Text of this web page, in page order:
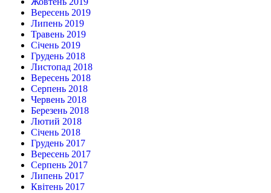
Вересень 2019
Липень 2019
Травень 2019
Січень 2019
Грудень 2018
Листопад 2018
Вересень 2018
Серпень 2018
Червень 2018
Березень 2018
Лютий 2018
Січень 2018
Грудень 2017
Вересень 2017
Серпень 2017
Липень 2017
Квітень 2017